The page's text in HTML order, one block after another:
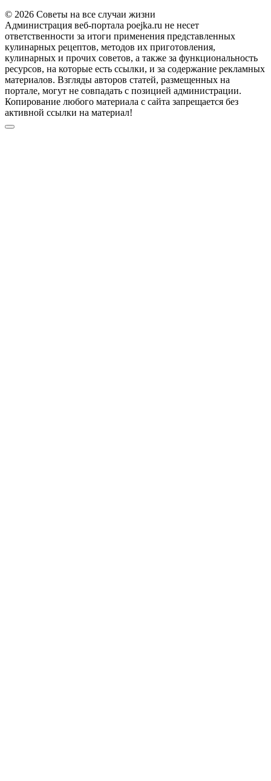
© 2026 Советы на все случаи жизни
Администрация веб-портала poejka.ru не несет
ответственности за итоги применения представленных
кулинарных рецептов, методов их приготовления,
кулинарных и прочих советов, а также за функциональность
ресурсов, на которые есть ссылки, и за содержание рекламных
материалов. Взгляды авторов статей, размещенных на
портале, могут не совпадать с позицией администрации.
Копирование любого материала с сайта запрещается без
активной ссылки на материал!